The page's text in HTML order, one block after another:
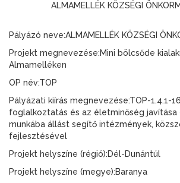
ALMAMELLÉK KÖZSÉGI
Pályázó neve:ALMAMELLÉK KÖZSÉGI
Projekt megnevezése:Mini bölcsőde
Almamelléken
OP név:TOP
Pályázati kiírás megnevezése:TOP-1.4.1-
foglalkoztatás és az életminőség javítása
munkába állást segítő intézmények,
fejlesztésével
Projekt helyszíne (régió):Dél-Dunántúl
Projekt helyszíne (megye):Baranya